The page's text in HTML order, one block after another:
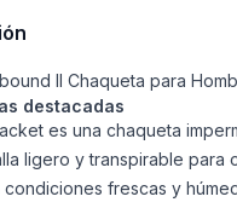
II Chaqueta para
destacadas
es una chaqueta
ligero y transpirable para
frescas y